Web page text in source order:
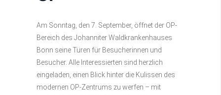
Am Sonntag, den 7. September, öffnet der OP-
Bereich des Johanniter Waldkrankenhauses
Bonn seine Türen für Besucherinnen und
Besucher. Alle Interessierten sind herzlich
eingeladen, einen Blick hinter die Kulissen des
modernen OP-Zentrums zu werfen – mit